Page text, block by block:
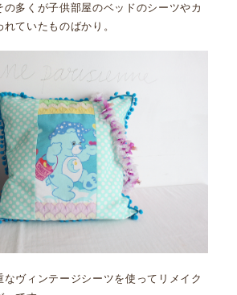
の多くが子供部屋のベッドのシーツやカ
ていたものばかり。
なヴィンテージシーツを使ってリメイク